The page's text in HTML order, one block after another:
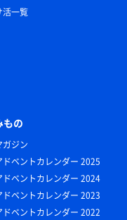
活一覧
もの
ガジン
ドベントカレンダー 2025
ドベントカレンダー 2024
ドベントカレンダー 2023
ドベントカレンダー 2022